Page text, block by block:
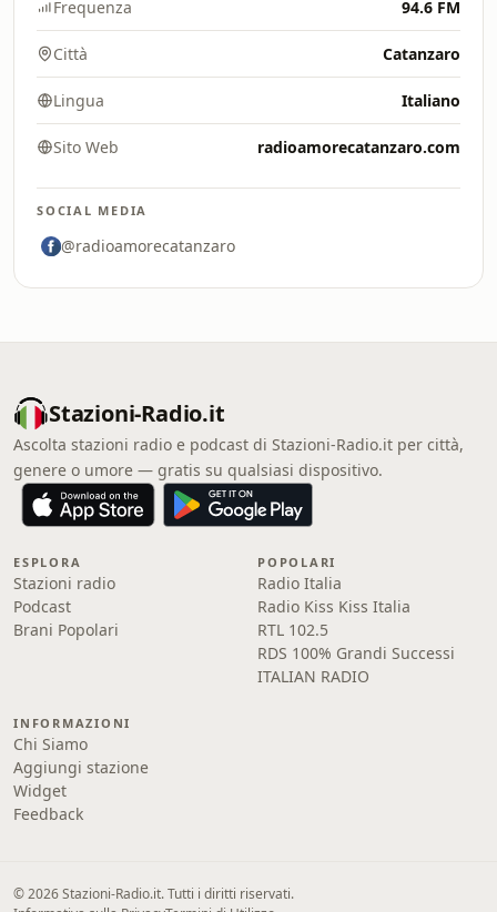
Frequenza 94.6 FM
Città Catanzaro
Lingua Italiano
Sito Web radioamorecatanzaro.com
SOCIAL MEDIA
@radioamorecatanzaro
Stazioni-Radio.it
Ascolta stazioni radio e podcast di Stazioni-Radio.it per città,
genere o umore — gratis su qualsiasi dispositivo.
ESPLORA
Stazioni radio
Podcast
Brani Popolari
POPOLARI
Radio Italia
Radio Kiss Kiss Italia
RTL 102.5
RDS 100% Grandi Successi
ITALIAN RADIO
INFORMAZIONI
Chi Siamo
Aggiungi stazione
Widget
Feedback
© 2026 Stazioni-Radio.it. Tutti i diritti riservati.